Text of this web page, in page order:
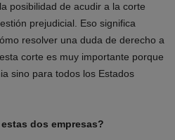
posibilidad de acudir a la corte
prejudicial. Eso significa
resolver una duda de derecho a
corte es muy importante porque
sino para todos los Estados
dos empresas?